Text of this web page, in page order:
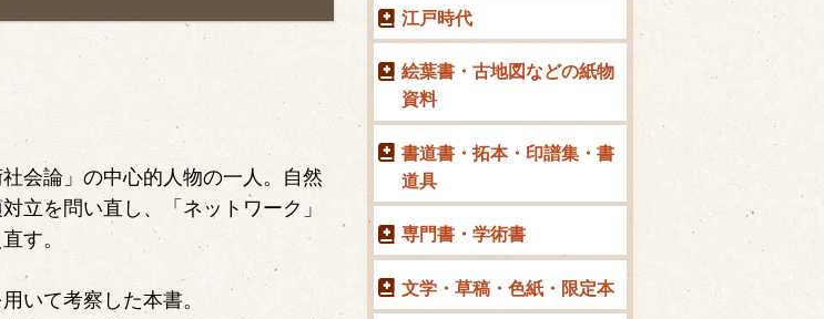
会論」の中心的人物の一人。自然
立を問い直し、「ネットワーク」
す。
いて考察した本書。
江戸時代
絵葉書・古地図などの紙物
資料
書道書・拓本・印譜集・書
道具
専門書・学術書
文学・草稿・色紙・限定本